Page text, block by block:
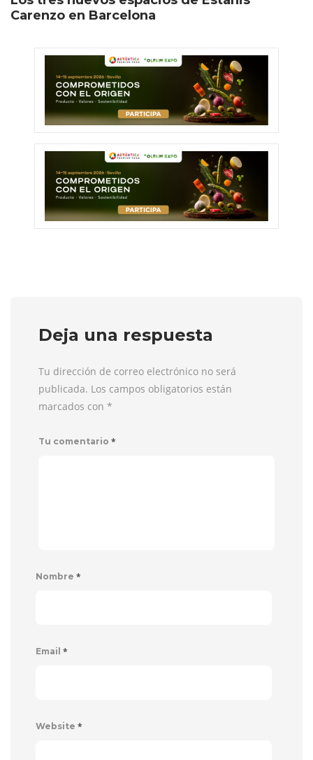
Carenzo en Barcelona
Deja una respuesta
Tu dirección de correo electrónico no será
publicada. Los campos obligatorios están
marcados con *
Tu comentario *
Nombre *
Email *
Website *